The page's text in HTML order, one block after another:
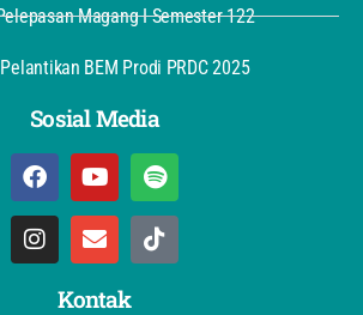
Magang I Semester 122
BEM Prodi PRDC 2025
Sosial Media
Kontak